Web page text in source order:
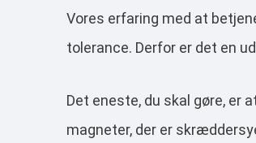
Vores erfaring med at
tolerance. Derfor er det en
Det eneste, du skal gøre, er
magneter, der er